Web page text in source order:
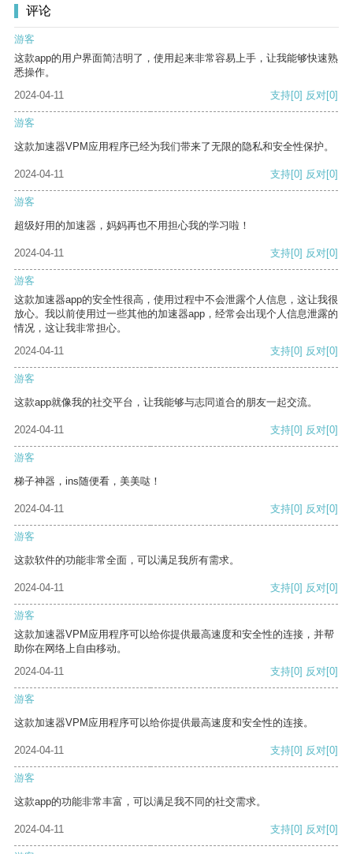
评论
游客
这款app的用户界面简洁明了，使用起来非常容易上手，让我能够快速熟
悉操作。
2024-04-11
支持[0] 反对[0]
游客
这款加速器VPM应用程序已经为我们带来了无限的隐私和安全性保护。
2024-04-11 支持[0] 反对[0]
游客
超级好用的加速器，妈妈再也不用担心我的学习啦！
2024-04-11 支持[0] 反对[0]
游客
这款加速器app的安全性很高，使用过程中不会泄露个人信息，这让我很
放心。我以前使用过一些其他的加速器app，经常会出现个人信息泄露的
情况，这让我非常担心。
2024-04-11
支持[0] 反对[0]
游客
这款app就像我的社交平台，让我能够与志同道合的朋友一起交流。
2024-04-11 支持[0] 反对[0]
游客
梯子神器，ins随便看，美美哒！
2024-04-11 支持[0] 反对[0]
游客
这款软件的功能非常全面，可以满足我所有需求。
2024-04-11 支持[0] 反对[0]
游客
这款加速器VPM应用程序可以给你提供最高速度和安全性的连接，并帮
助你在网络上自由移动。
2024-04-11
支持[0] 反对[0]
游客
这款加速器VPM应用程序可以给你提供最高速度和安全性的连接。
2024-04-11 支持[0] 反对[0]
游客
这款app的功能非常丰富，可以满足我不同的社交需求。
2024-04-11 支持[0] 反对[0]